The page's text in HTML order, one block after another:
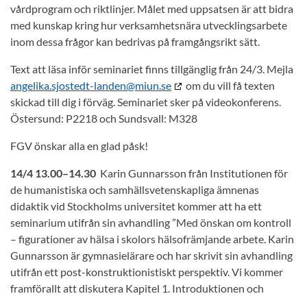
vårdprogram och riktlinjer. Målet med uppsatsen är att bidra
med kunskap kring hur verksamhetsnära utvecklingsarbete
inom dessa frågor kan bedrivas på framgångsrikt sätt.
Text att läsa inför seminariet finns tillgänglig från 24/3. Mejla
angelika.sjostedt-landen@miun.se
om du vill få texten
skickad till dig i förväg. Seminariet sker på videokonferens.
Östersund: P2218 och Sundsvall: M328
FGV önskar alla en glad påsk!
14/4 13.00–14.30 Karin Gunnarsson från Institutionen för
de humanistiska och samhällsvetenskapliga ämnenas
didaktik vid Stockholms universitet kommer att ha ett
seminarium utifrån sin avhandling ”Med önskan om kontroll
– figurationer av hälsa i skolors hälsofrämjande arbete. Karin
Gunnarsson är gymnasielärare och har skrivit sin avhandling
utifrån ett post-konstruktionistiskt perspektiv. Vi kommer
framförallt att diskutera Kapitel 1. Introduktionen och